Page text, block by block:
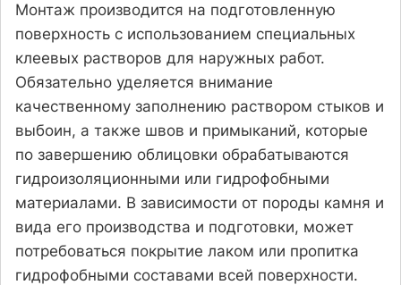
Монтаж производится на подготовленную
поверхность с использованием специальных
клеевых растворов для наружных работ.
Обязательно уделяется внимание
качественному заполнению раствором стыков и
выбоин, а также швов и примыканий, которые
по завершению облицовки обрабатываются
гидроизоляционными или гидрофобными
материалами. В зависимости от породы камня и
вида его производства и подготовки, может
потребоваться покрытие лаком или пропитка
гидрофобными составами всей поверхности.